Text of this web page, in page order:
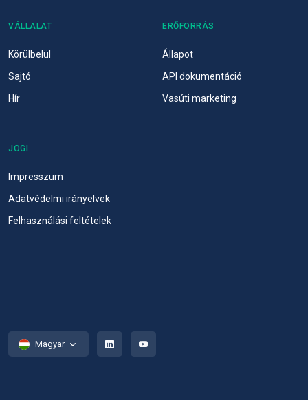
VÁLLALAT
Körülbelül
Sajtó
Hír
ERŐFORRÁS
Állapot
API dokumentáció
Vasúti marketing
JOGI
Impresszum
Adatvédelmi irányelvek
Felhasználási feltételek
Magyar